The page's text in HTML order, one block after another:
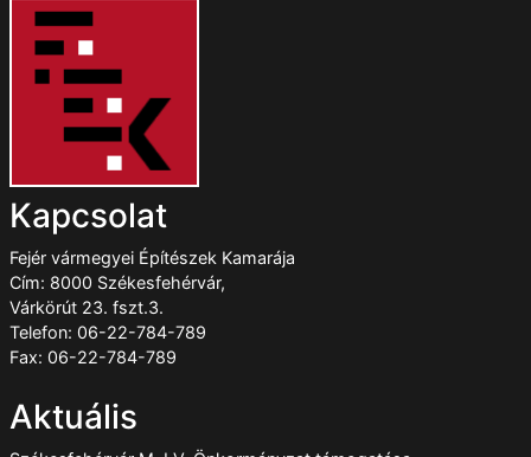
Kapcsolat
Fejér vármegyei Építészek Kamarája
Cím: 8000 Székesfehérvár,
Várkörút 23. fszt.3.
Telefon: 06-22-784-789
Fax: 06-22-784-789
Aktuális